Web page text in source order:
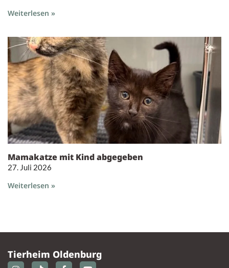
Weiterlesen »
Mamakatze mit Kind abgegeben
27. Juli 2026
Weiterlesen »
Tierheim Oldenburg